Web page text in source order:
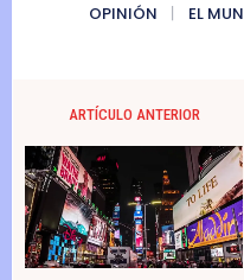
OPINIÓN
EL
ARTÍCULO ANTERIOR